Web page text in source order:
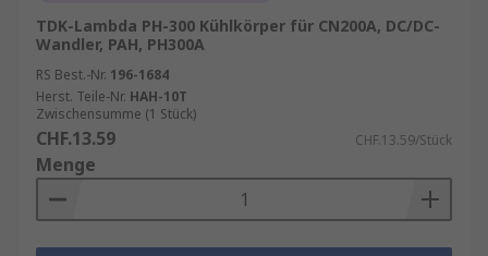
TDK-Lambda PH-300 Kühlkörper für CN200A, DC/DC-
Wandler, PAH, PH300A
RS Best.-Nr. 196-1684
Herst. Teile-Nr. HAH-10T
Zwischensumme (1 Stück)
CHF.13.59 CHF.13.59/Stück
Menge